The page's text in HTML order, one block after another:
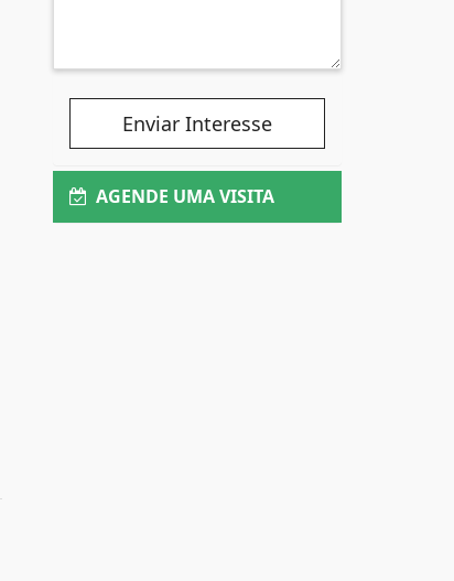
Enviar Interesse
AGENDE UMA VISITA